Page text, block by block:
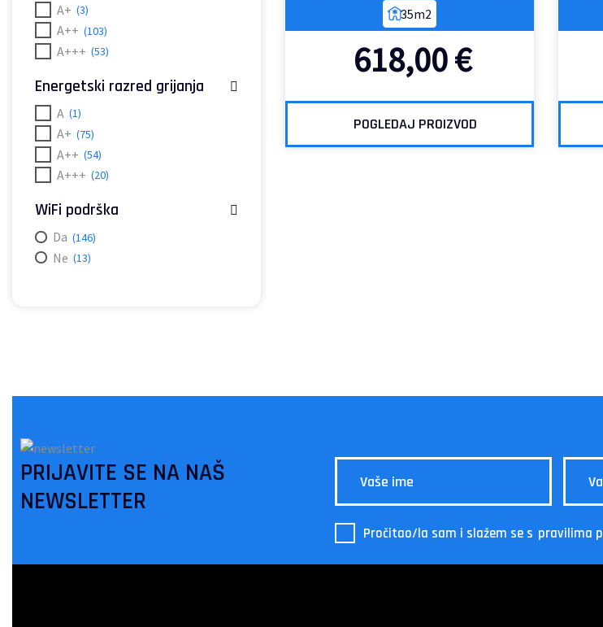
35m2
POGLEDAJ PROIZVOD
618,00€
A+ (3)
A++ (103)
A+++ (53)
Energetski razred grijanja
A (1)
A+ (75)
A++ (54)
A+++ (20)
WiFi podrška
Da (146)
Ne (13)
PRIJAVITE SE NA NAŠ
NEWSLETTER
Pročitao/la sam i slažem se s pravilima